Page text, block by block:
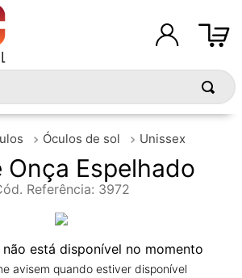
Óculos de sol Unissex
Onça Espelhado
Referência: 3972
está disponível no momento
avisem quando estiver disponível